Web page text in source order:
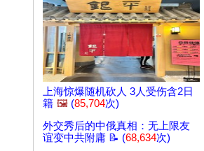
上海惊爆随机砍人 3人受伤含2日
籍 🖼️ (85,704次)
外交秀后的中俄真相：无上限友
谊变中共附庸 📝 (68,634次)